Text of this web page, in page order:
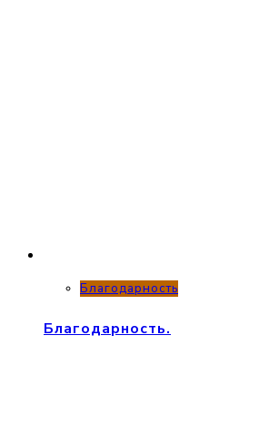
Благодарность
Благодарность.